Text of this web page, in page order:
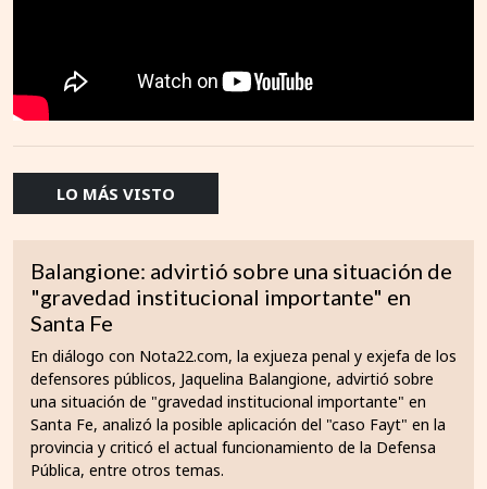
LO MÁS VISTO
Balangione: advirtió sobre una situación de
"gravedad institucional importante" en
Santa Fe
En diálogo con Nota22.com, la exjueza penal y exjefa de los
defensores públicos, Jaquelina Balangione, advirtió sobre
una situación de "gravedad institucional importante" en
Santa Fe, analizó la posible aplicación del "caso Fayt" en la
provincia y criticó el actual funcionamiento de la Defensa
Pública, entre otros temas.